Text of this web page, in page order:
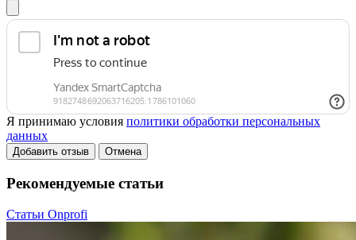
Я принимаю условия политики обработки персональных
данных
Добавить отзыв Отмена
Рекомендуемые статьи
Статьи Onprofi